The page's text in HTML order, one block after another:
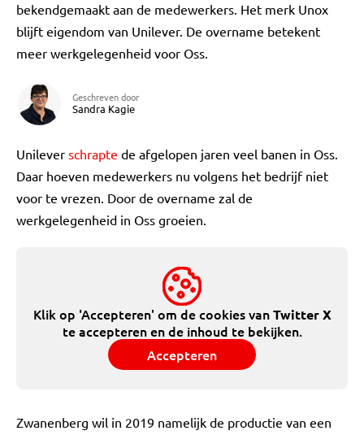
bekendgemaakt aan de medewerkers. Het merk Unox
blijft eigendom van Unilever. De overname betekent
meer werkgelegenheid voor Oss.
Geschreven door
Sandra Kagie
Unilever schrapte de afgelopen jaren veel banen in Oss.
Daar hoeven medewerkers nu volgens het bedrijf niet
voor te vrezen. Door de overname zal de
werkgelegenheid in Oss groeien.
Klik op 'Accepteren' om de cookies vanTwitter X
te accepteren en de inhoud te bekijken.
Accepteren
Zwanenberg wil in 2019 namelijk de productie van een